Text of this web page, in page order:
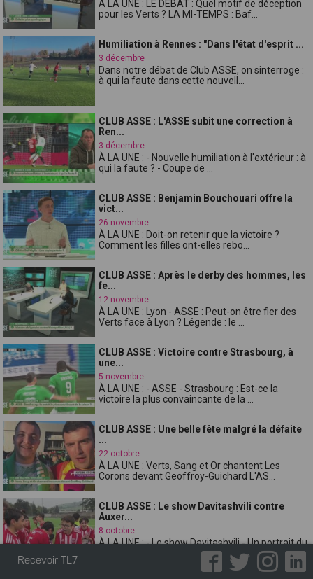
À LA UNE : LE DÉBAT : Quel motif de déception
pour les Verts ? LA MI-TEMPS : Baf...
Humiliation à Rennes : "Dans l'état d'esprit ...
3 décembre
Dans notre débat de Club ASSE, on sinterroge :
à qui la faute dans cette nouvell...
CLUB ASSE : L'ASSE subit une correction à
Ren...
3 décembre
À LA UNE : - Nouvelle humiliation à l'extérieur : à
qui la faute ? - Coupe de ...
CLUB ASSE : Benjamin Bouchouari offre la
vict...
26 novembre
À LA UNE : Doit-on retenir que la victoire ?
Comment les filles ont-elles rebo...
CLUB ASSE : Après le derby des hommes, les
fe...
12 novembre
À LA UNE : Lyon - ASSE : Peut-on être fier des
Verts face à Lyon ? Légende : le ...
CLUB ASSE : Victoire contre Strasbourg, à
une...
5 novembre
À LA UNE : - ASSE - Strasbourg : Est-ce la
victoire la plus convaincante de la ...
CLUB ASSE : Une belle fête malgré la défaite
...
22 octobre
À LA UNE : Verts, Sang et Or chantent Les
Corons devant Geoffroy-Guichard L'AS...
CLUB ASSE : Le show Davitashvili contre
Auxer...
8 octobre
À LA UNE : - Le show Davitashvili - Un portrait du
speaker Emmanuel Demont - il ...
Recevoir TL7